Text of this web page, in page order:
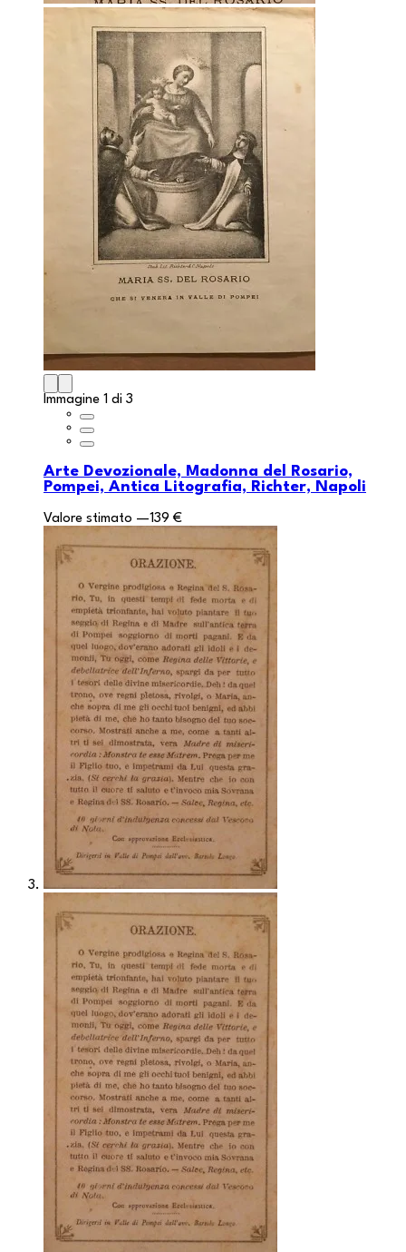
Immagine 1 di 3
Arte Devozionale, Madonna del Rosario,
Pompei, Antica Litografia, Richter, Napoli
Valore stimato —139 €